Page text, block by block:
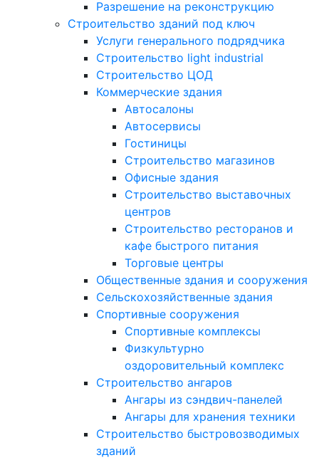
Разрешение на реконструкцию
Строительство зданий под ключ
Услуги генерального подрядчика
Строительство light industrial
Строительство ЦОД
Коммерческие здания
Автосалоны
Автосервисы
Гостиницы
Строительство магазинов
Офисные здания
Строительство выставочных
центров
Строительство ресторанов и
кафе быстрого питания
Торговые центры
Общественные здания и сооружения
Сельскохозяйственные здания
Спортивные сооружения
Спортивные комплексы
Физкультурно
оздоровительный комплекс
Строительство ангаров
Ангары из сэндвич-панелей
Ангары для хранения техники
Строительство быстровозводимых
зданий